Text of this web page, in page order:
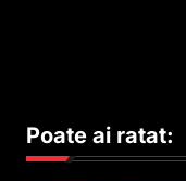
Poate ai ratat: